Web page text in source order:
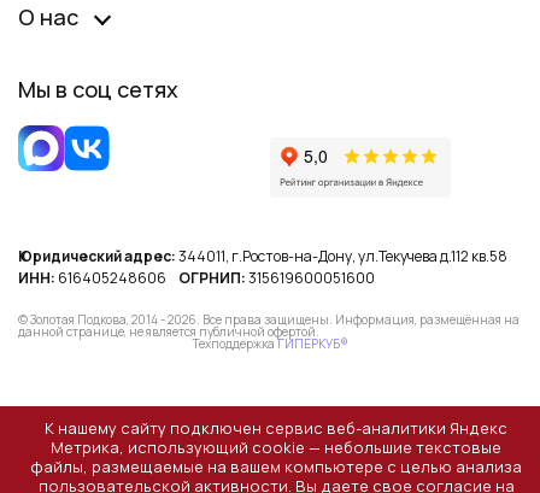
О нас
Мы в соц сетях
Юридический адрес:344011, г.Ростов-на-Дону, ул.Текучева д.112 кв.58
ИНН: 616405248606 ОГРНИП:315619600051600
© Золотая Подкова, 2014 - 2026. Все права защищены. Информация, размещённая на
данной странице, не является публичной офертой.
ТехподдержкаГИПЕРКУБ®
К нашему сайту подключен сервис веб-аналитики Яндекс
Метрика, использующий cookie — небольшие текстовые
файлы, размещаемые на вашем компьютере с целью анализа
пользовательской активности. Вы даете свое согласие на